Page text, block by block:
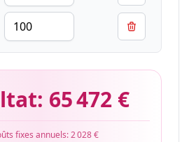
65 472 €
fixes annuels:2 028 €